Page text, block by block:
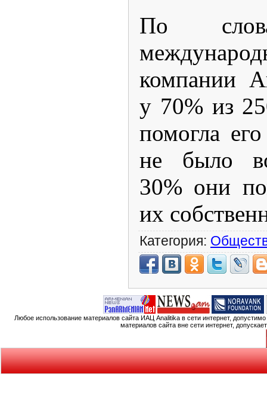
По
компании
у 70% из
помогла
не было
30% они
их
Категория:
Любое использование материалов сайта ИАЦ Analitika в сети интернет,
материалов сайта вне сети интернет,